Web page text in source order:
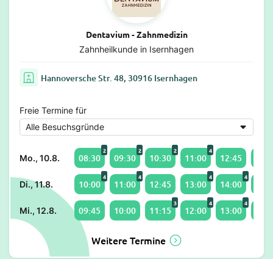
Dentavium - Zahnmedizin
Zahnheilkunde in Isernhagen
Hannoversche Str. 48, 30916 Isernhagen
Freie Termine für
Mo., 10.8. 08:30
2
09:30
2
10:30
2
11:00
4
12:45
Di., 11.8. 10:00
4
11:00
4
12:45 13:00
4
14:00
4
Mi., 12.8. 09:45 10:00 11:15
3
12:00
4
13:00
4
Weitere Termine